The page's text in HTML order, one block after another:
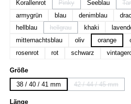
Korallenrot
Pinky
(Diese Option ist zurzeit
Seeblau
armygrün
blau denimblau
hellblau
hellgrau
(Diese Option ist zurzeit nicht
khaki
mitternachtsblau
oliv orange
rosenrot
rot schwarz
Größeauswählen
38 / 40 / 41 mm
42 / 44 / 45 mm
(Diese Option
Längeauswählen